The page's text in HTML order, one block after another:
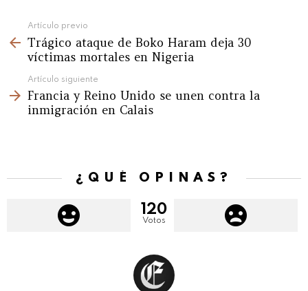
more
Artículo previo
Trágico ataque de Boko Haram deja 30
víctimas mortales en Nigeria
Artículo siguiente
Francia y Reino Unido se unen contra la
inmigración en Calais
¿QUÉ OPINAS?
120
Votos